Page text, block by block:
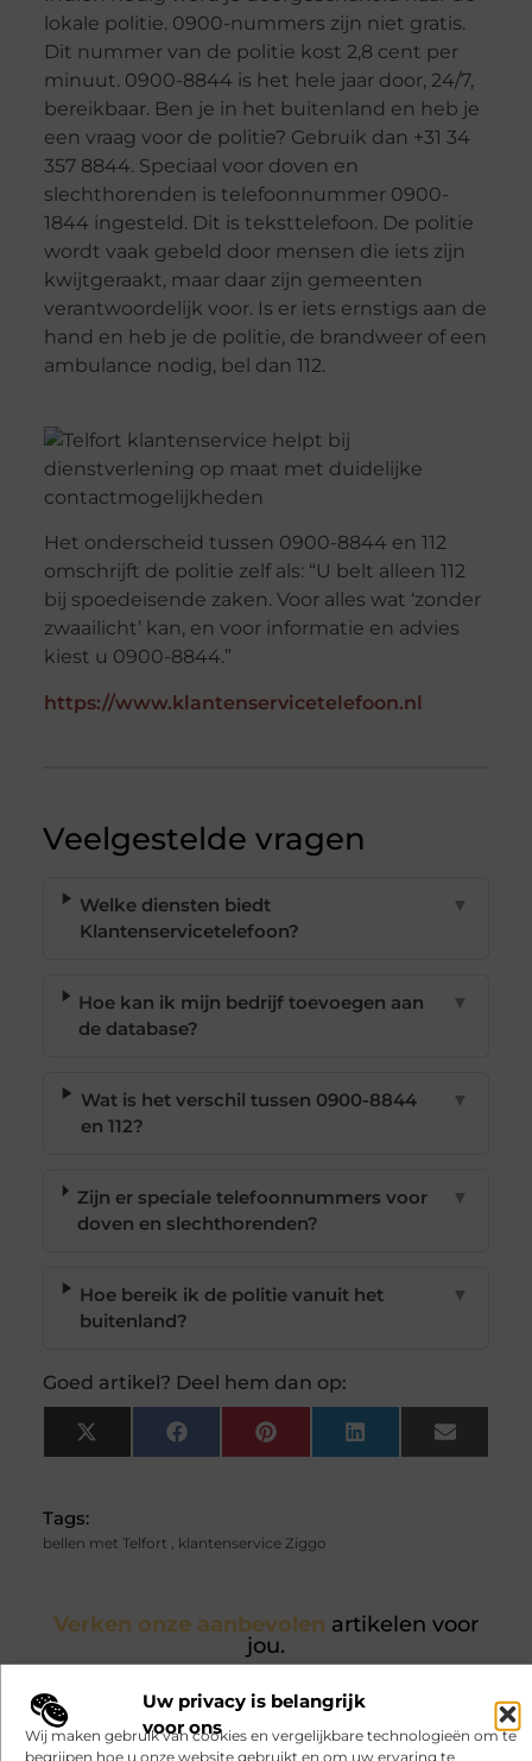
Uw privacy is belangrijk
voor ons
Wij maken gebruik van cookies en vergelijkbare technologieën om te
begrijpen hoe u onze website gebruikt en om uw ervaring te
lokale politie. 0900-nummers zijn niet gratis.
Dit nummer van de politie kost 2,8 cent per
minuut. 0900-8844 is het hele jaar door, 24/7,
bereikbaar. Ben je in het buitenland en heb je
een vraag voor de politie? Gebruik dan +31 34
357 8844. Speciaal voor doven en
slechthorenden is telefoonnummer 0900-
1844 ingesteld. Dit is teksttelefoon. De politie
wordt vaak gebeld door mensen die iets zijn
kwijtgeraakt, maar daar zijn gemeenten
verantwoordelijk voor. Is er iets ernstigs aan de
hand en heb je de politie, de brandweer of een
ambulance nodig, bel dan 112.
Het onderscheid tussen 0900-8844 en 112
omschrijft de politie zelf als: “U belt alleen 112
bij spoedeisende zaken. Voor alles wat ‘zonder
zwaailicht’ kan, en voor informatie en advies
kiest u 0900-8844.”
https://www.klantenservicetelefoon.nl
Veelgestelde vragen
Welke diensten biedt
Klantenservicetelefoon?
▼
Hoe kan ik mijn bedrijf toevoegen aan
de database?
▼
Wat is het verschil tussen 0900-8844
en 112?
▼
Zijn er speciale telefoonnummers voor
doven en slechthorenden?
▼
Hoe bereik ik de politie vanuit het
buitenland?
▼
Goed artikel? Deel hem dan op:
X
(Twitter)
FacebookPinterest LinkedIn Email
Tags:
bellen met Telfort , klantenservice Ziggo
Verken onze aanbevolen artikelen voor
jou.
juiste houtkachelkeuze
Een houtkachel zorgt voor warmte en
sfeer in huis, maar een houtkachel